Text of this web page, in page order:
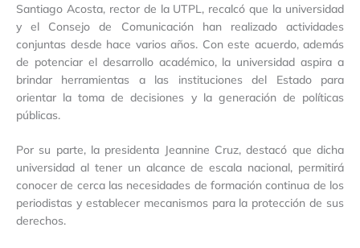
Santiago Acosta, rector de la UTPL, recalcó que la universidad
y el Consejo de Comunicación han realizado actividades
conjuntas desde hace varios años. Con este acuerdo, además
de potenciar el desarrollo académico, la universidad aspira a
brindar herramientas a las instituciones del Estado para
orientar la toma de decisiones y la generación de políticas
públicas.
Por su parte, la presidenta Jeannine Cruz, destacó que dicha
universidad al tener un alcance de escala nacional, permitirá
conocer de cerca las necesidades de formación continua de los
periodistas y establecer mecanismos para la protección de sus
derechos.